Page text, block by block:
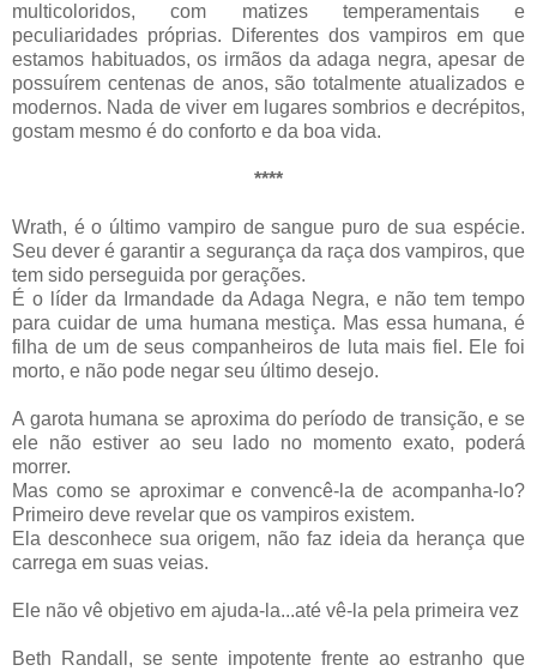
multicoloridos, com matizes temperamentaise
peculiaridades próprias. Diferentes dos vampiros em que
estamos habituados, os irmãos da adaga negra, apesar de
possuírem centenas de anos, são totalmenteatualizados e
modernos. Nada de viver em lugares sombrios e decrépitos,
gostam mesmo é do conforto e da boa vida.
****
Wrath, é o último vampiro de sangue puro de sua espécie.
Seu dever é garantir a segurança da raça dos vampiros, que
tem sido perseguida por gerações.
É o líder da Irmandade da Adaga Negra, e não tem tempo
para cuidar de uma humana mestiça. Mas essa humana, é
filha de um de seus companheiros de luta mais fiel. Ele foi
morto, e não pode negar seu último desejo.
A garota humana se aproxima do período de transição, e se
ele não estiver ao seu lado no momentoexato, poderá
morrer.
Mas como se aproximar e convencê-la de acompanha-lo?
Primeiro deve revelar que os vampiros existem.
Ela desconhece sua origem, não faz ideia da herança que
carrega em suas veias.
Ele não vê objetivo em ajuda-la...até vê-la pela primeira vez
Beth Randall , se sente impotente frente ao estranho que